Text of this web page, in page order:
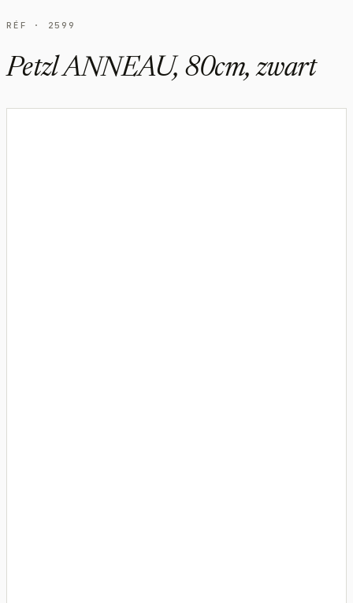
RÉF · 2599
Petzl ANNEAU, 80cm, zwart